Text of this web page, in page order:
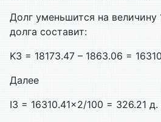
Долг уменьшится на величину
долга составит:
K3 = 18173.47 – 1863.06 =
Далее
I3 = 16310.41×2/100 = 326.21 д.